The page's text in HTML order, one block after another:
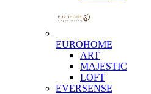
EUROHOME
ART
MAJESTIC
LOFT
EVERSENSE